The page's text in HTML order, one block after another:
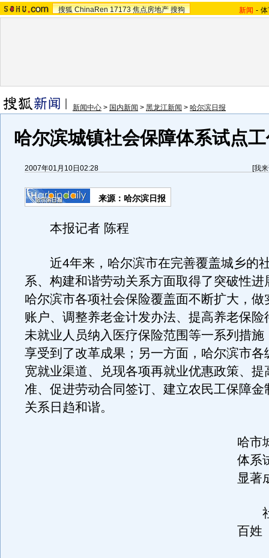
搜狐 ChinaRen 17173 焦点房地产 搜狗 新闻 -
新闻中心 > 国内新闻 > 黑龙江新闻 > 哈尔滨日报
哈尔滨城镇社会保障体系试点
2007年01月10日02:28 [我
来源：哈尔滨日报
本报记者 陈程
近4年来，哈尔滨市在完善覆盖城乡的
系、构建和谐劳动关系方面取得了突破性进
哈尔滨市各项社会保险覆盖面不断扩大，做
账户、调整养老金计发办法、提高养老保险
未就业人员纳入医疗保险范围等一系列措施
享受到了改革成果；另一方面，哈尔滨市各
宽就业渠道、兑现各项再就业优惠政策、提
准、促进劳动合同签订、建立农民工保障金
关系日趋和谐。
哈市
体系
显著
社
百姓